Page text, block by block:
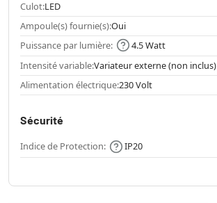
Culot:LED
Ampoule(s) fournie(s):Oui
Puissance par lumière:
4.5 Watt
Intensité variable:Variateur externe (non inclus)
Alimentation électrique:230 Volt
Sécurité
Indice de Protection: IP20